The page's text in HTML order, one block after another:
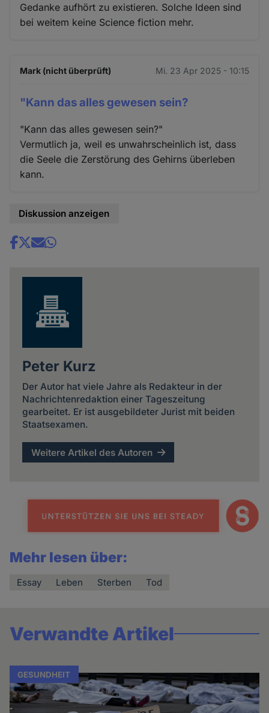
Gedanke aufhört zu existieren. Solche Ideen sind
bei weitem keine Science fiction mehr.
Mark (nicht überprüft) Mi. 23 Apr 2025 - 10:15
"Kann das alles gewesen sein?
"Kann das alles gewesen sein?"
Vermutlich ja, weil es unwahrscheinlich ist, dass
die Seele die Zerstörung des Gehirns überleben
kann.
Diskussion anzeigen
Share
Peter Kurz
Der Autor hat viele Jahre als Redakteur in der
Nachrichtenredaktion einer Tageszeitung
gearbeitet. Er ist ausgebildeter Jurist mit beiden
Staatsexamen.
Weitere Artikel des Autoren
Mehr lesen über:
Essay Leben Sterben Tod
Verwandte Artikel
GESUNDHEIT